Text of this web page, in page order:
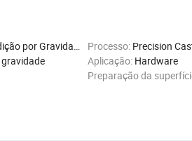
por Gravidade Térmica Processo: Precision
Aplicação: Hardware
Preparação da